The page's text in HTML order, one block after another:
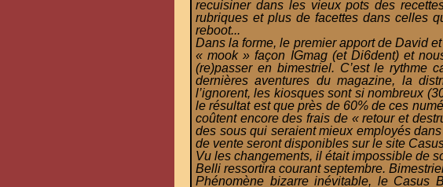
recuisiner dans les vieux pots des
rubriques et plus de facettes dans celles
reboot...
Dans la forme, le premier apport de David
« mook » façon IGmag (et Di6dent) et
(re)passer en bimestriel. C’est le
dernières aventures du magazine, la
l’ignorent, les kiosques sont si nombreux
le résultat est que près de 60% de ces
coûtent encore des frais de « retour et
des sous qui seraient mieux employés
de vente seront disponibles sur le site
Vu les changements, il était impossible de
Belli ressortira courant septembre.
Phénomène bizarre inévitable, le Casus